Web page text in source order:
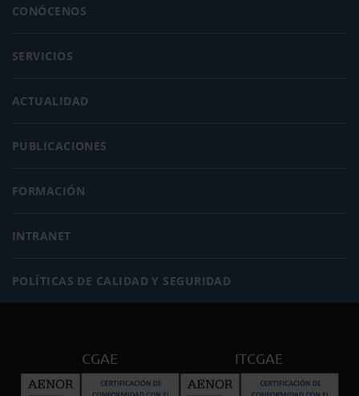
CONÓCENOS
SERVICIOS
ACTUALIDAD
PUBLICACIONES
FORMACIÓN
INTRANET
POLÍTICAS DE CALIDAD Y SEGURIDAD
CGAE ITCGAE